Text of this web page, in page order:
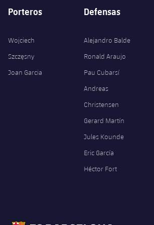
Porteros
Wojciech
Szczęsny
Joan Garcia
Defensas
Alejandro Balde
Ronald Araujo
Pau Cubarsí
Andreas
Christensen
Gerard Martín
Jules Kounde
Eric García
Héctor Fort